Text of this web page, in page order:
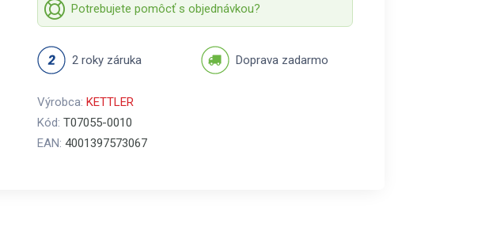
Potrebujete pomôcť s objednávkou?
2 roky záruka Doprava zadarmo
Výrobca: KETTLER
Kód: T07055-0010
EAN: 4001397573067